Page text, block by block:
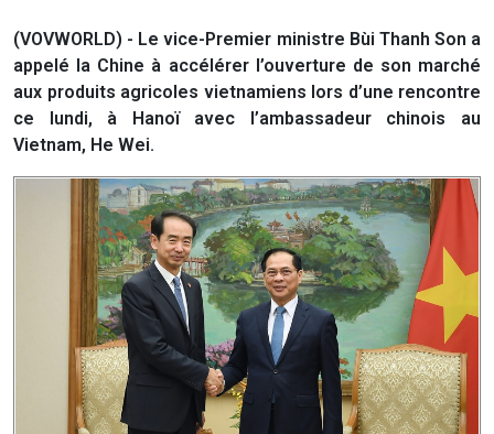
(VOVWORLD) - Le vice-Premier ministre Bùi Thanh Son a
appelé la Chine à accélérer l’ouverture de son marché
aux produits agricoles vietnamiens lors d’une rencontre
ce lundi, à Hanoï avec l’ambassadeur chinois au
Vietnam, He Wei.